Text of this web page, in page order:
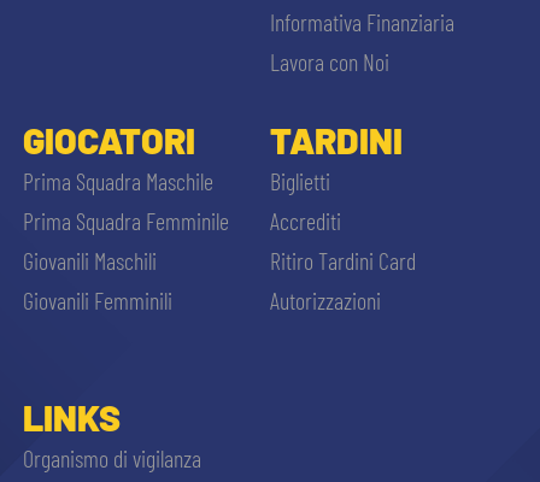
Informativa Finanziaria
Lavora con Noi
GIOCATORI
Prima Squadra Maschile
Prima Squadra Femminile
Giovanili Maschili
Giovanili Femminili
TARDINI
Biglietti
Accrediti
Ritiro Tardini Card
Autorizzazioni
LINKS
Organismo di vigilanza